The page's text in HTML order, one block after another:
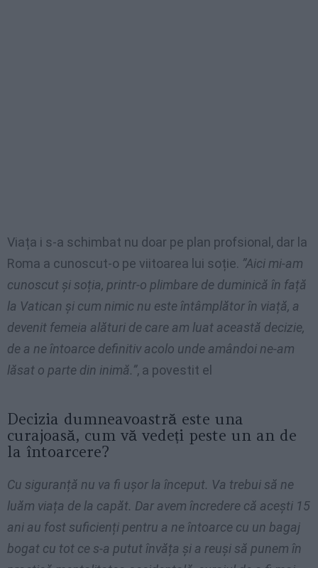
Viața i s-a schimbat nu doar pe plan profsional, dar la
Roma a cunoscut-o pe viitoarea lui soție. ”Aici mi-am
cunoscut și soția, printr-o plimbare de duminică în față
la Vatican și cum nimic nu este întâmplător în viață, a
devenit femeia alături de care am luat această decizie,
de a ne întoarce definitiv acolo unde amândoi ne-am
lăsat o parte din inimă.”, a povestit el
Decizia dumneavoastră este una
curajoasă, cum vă vedeți peste un an de
la întoarcere?
Cu siguranță nu va fi ușor la început. Va trebui să ne
luăm viața de la capăt. Dar avem încredere că acești 15
ani au fost suficienți pentru a ne întoarce cu un bagaj
bogat cu tot ce s-a putut învăța și a reuși să punem în